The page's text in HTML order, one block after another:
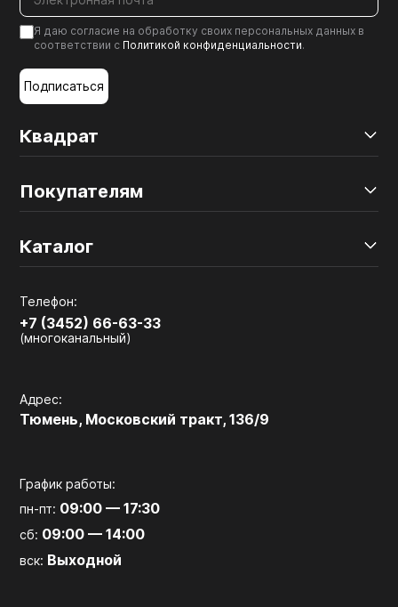
Квадрат
Покупателям
Каталог
Телефон:
+7 (3452) 66-63-33
(многоканальный)
Адрес:
Тюмень, Московский тракт, 136/9
График работы:
пн-пт: 09:00 — 17:30
сб: 09:00 — 14:00
вск: Выходной
Я даю согласие на обработку своих персональных данных в
соответствии с Политикой конфиденциальности.
Подписаться